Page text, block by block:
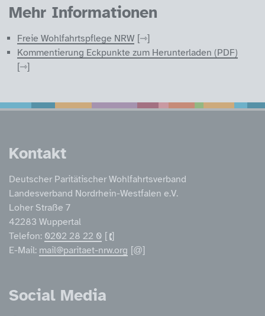
Mehr Informationen
Freie Wohlfahrtspflege NRW
Kommentierung Eckpunkte zum Herunterladen (PDF)
Service
Kontakt
Deutscher Paritätischer Wohlfahrtsverband
Landesverband Nordrhein-Westfalen e.V.
Loher Straße 7
42283 Wuppertal
Telefon: 0202 28 22 0
E-Mail: mail@paritaet-nrw.org
Social Media